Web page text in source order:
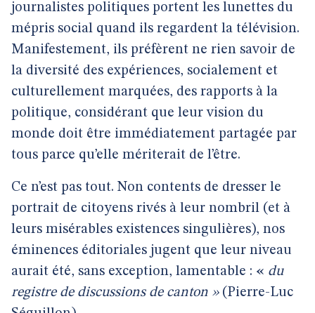
journalistes politiques portent les lunettes du
mépris social quand ils regardent la télévision.
Manifestement, ils préfèrent ne rien savoir de
la diversité des expériences, socialement et
culturellement marquées, des rapports à la
politique, considérant que leur vision du
monde doit être immédiatement partagée par
tous parce qu’elle mériterait de l’être.
Ce n’est pas tout. Non contents de dresser le
portrait de citoyens rivés à leur nombril (et à
leurs misérables existences singulières), nos
éminences éditoriales jugent que leur niveau
aurait été, sans exception, lamentable : « du
registre de discussions de canton »(Pierre-Luc